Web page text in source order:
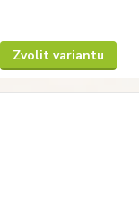
Zvolit variantu